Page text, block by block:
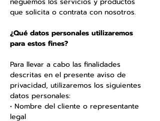
que solicita o contrata con nosotros.
¿Qué datos personales utilizaremos
para estos fines?
Para llevar a cabo las finalidades
descritas en el presente aviso de
privacidad, utilizaremos los siguientes
datos personales:
• Nombre del cliente o representante
legal